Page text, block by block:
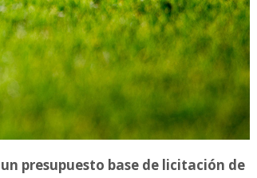
presupuesto base de licitación de